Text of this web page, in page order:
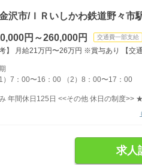
沢市/ＩＲいしかわ鉄道野々市
円～260,000円 交通費一部支給
考】 月給21万円〜26万円 ※賞与あり 【交通
期
）7：00〜16：00 （2）8：00〜17：00
年間休日125日 <<その他 休日の制度>>
求人